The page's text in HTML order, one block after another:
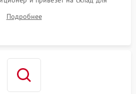
Подробнее